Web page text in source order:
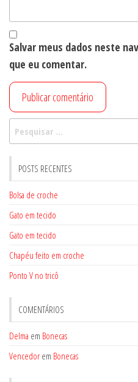
Salvar meus dados neste
que eu comentar.
Pesquisar
por:
POSTS RECENTES
Bolsa de croche
Gato em tecido
Gato em tecido
Chapéu feito em croche
Ponto V no tricô
COMENTÁRIOS
Delma em Bonecas
Vencedor em Bonecas